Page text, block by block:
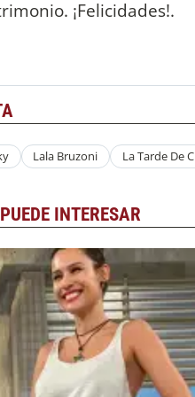
¡Felicidades!.
Lala Bruzoni La Tarde De
INTERESAR